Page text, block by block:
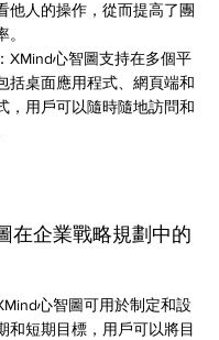
他人的操作，從而提高了團
：XMind心智圖支持在多個平
括桌面應用程式、網頁端和
，用戶可以隨時隨地訪問和
企業戰略規劃中的
心智圖可用於制定和設
和短期目標，用戶可以將目